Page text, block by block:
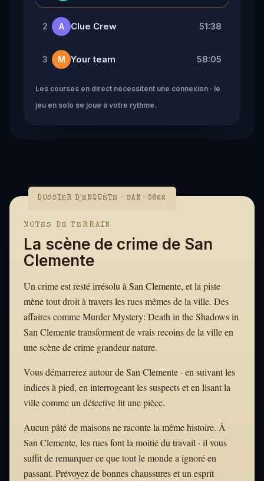
2 A Clue Crew 51:38
3 M Your team 58:05
Les courses en direct nécessitent une connexion · le
jeu en solo se joue à votre rythme.
DOSSIER D'ENQUÊTE · SAN-0622
NOTES DE TERRAIN
La scène de crime de San
Clemente
Un crime est resté irrésolu à San Clemente, et la piste
mène tout droit à travers les rues mêmes de la ville. Des
affaires comme Murder Mystery: Death in the Shadows in
San Clemente transforment de vrais recoins de la ville en
une scène de crime grandeur nature.
Vous démarrerez autour de San Clemente · en suivant les
indices à pied, en interrogeant les suspects et en lisant la
ville comme un détective lit une pièce.
Aucun pâté de maisons ne raconte la même histoire. À
San Clemente, les rues font la moitié du travail · il vous
suffit de remarquer ce que tout le monde a ignoré en
passant. Prévoyez de bonnes chaussures et un esprit